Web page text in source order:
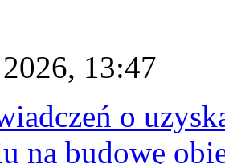
13:47
o
na budowę